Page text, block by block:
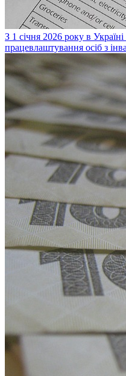
З 1 січня 2026 року в
працевлаштування осіб з